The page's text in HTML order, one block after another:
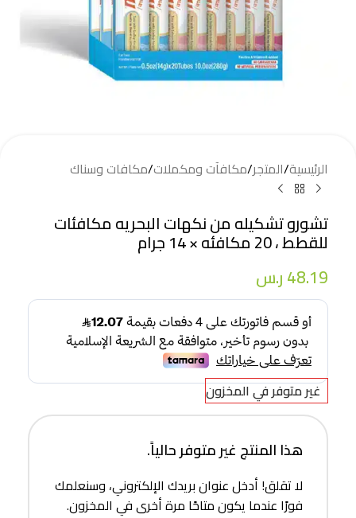
الرئيسية/المتجر/مكافآت ومكملات/مكافات وسناك
تشورو تشكيله من نكهات البحريه مكافئات
للقطط ، 20 مكافئه × 14 جرام
48.19ر.س
غير متوفر في المخزون
هذا المنتج غير متوفر حالياً.
لا تقلق! أدخل عنوان بريدك الإلكتروني، وسنعلمك
فورًا عندما يكون متاحًا مرة أخرى في المخزون.